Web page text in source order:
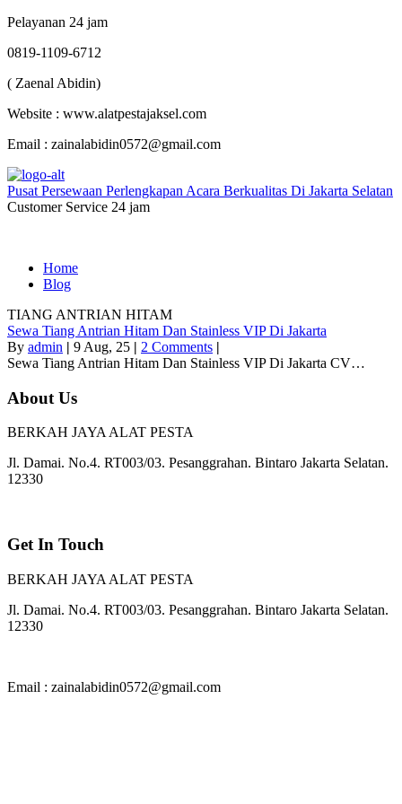
Pelayanan 24 jam
0819-1109-6712
( Zaenal Abidin)
Website : www.alatpestajaksel.com
Email : zainalabidin0572@gmail.com
Pusat Persewaan Perlengkapan Acara Berkualitas Di Jakarta Selatan
Customer Service 24 jam
Home
Blog
TIANG ANTRIAN HITAM
Sewa Tiang Antrian Hitam Dan Stainless VIP Di Jakarta
By admin | 9 Aug, 25 | 2 Comments |
Sewa Tiang Antrian Hitam Dan Stainless VIP Di Jakarta CV…
About Us
BERKAH JAYA ALAT PESTA
Jl. Damai. No.4. RT003/03. Pesanggrahan. Bintaro Jakarta Selatan.
12330
Get In Touch
BERKAH JAYA ALAT PESTA
Jl. Damai. No.4. RT003/03. Pesanggrahan. Bintaro Jakarta Selatan.
12330
Email : zainalabidin0572@gmail.com